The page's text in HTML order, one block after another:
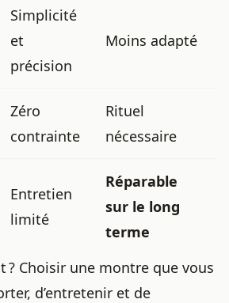
Simplicité
et
précision
Moins adapté
Zéro
contrainte
Rituel
nécessaire
Entretien
limité
Réparable
sur le long
terme
? Choisir une montre que vous
d’entretenir et de